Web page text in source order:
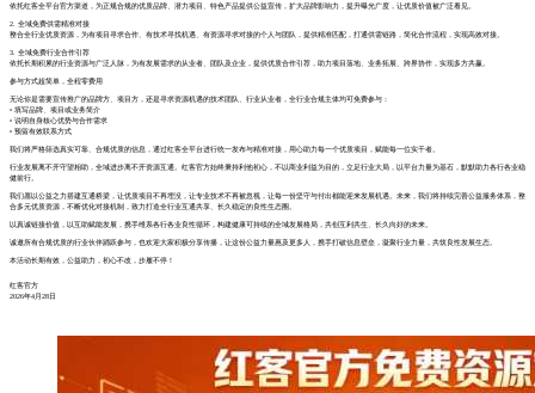
依托红客全平台官方渠道，为正规合规的优质品牌、潜力项目、特色产品提供公益宣传，扩大品牌影响力，提升曝光广度，让优质价值被广泛看见。
2. 全域免费供需精准对接
整合全行业优质资源，为有项目寻求合作、有技术寻找机遇、有资源寻求对接的个人与团队，提供精准匹配，打通供需链路，简化合作流程，实现高效对接。
3. 全域免费行业合作引荐
依托长期积累的行业资源与广泛人脉，为有发展需求的从业者、团队及企业，提供优质合作引荐，助力项目落地、业务拓展、跨界协作，实现多方共赢。
参与方式超简单，全程零费用
无论你是需要宣传推广的品牌方、项目方，还是寻求资源机遇的技术团队、行业从业者，全行业合规主体均可免费参与：
• 填写品牌、项目或业务简介
• 说明自身核心优势与合作需求
• 预留有效联系方式
我们将严格筛选真实可靠、合规优质的信息，通过红客全平台进行统一发布与精准对接，用心助力每一个优质项目，赋能每一位实干者。
行业发展离不开守望相助，全域进步离不开资源互通。红客官方始终秉持利他初心，不以商业利益为目的，立足行业大局，以平台力量为基石，默默助力各行各业稳
健前行。
我们愿以公益之力搭建互通桥梁，让优质项目不再埋没，让专业技术不再被忽视，让每一份坚守与付出都能迎来发展机遇。未来，我们将持续完善公益服务体系，整
合多元优质资源，不断优化对接机制，致力打造全行业互通共享、长久稳定的良性生态圈。
以真诚链接价值，以互助赋能发展，携手维系各行各业良性循环，构建健康可持续的全域发展格局，共创互利共生、长久向好的未来。
诚邀所有合规优质的行业伙伴踊跃参与，也欢迎大家积极分享传播，让这份公益力量惠及更多人，携手打破信息壁垒，凝聚行业力量，共筑良性发展生态。
本活动长期有效，公益助力，初心不改，步履不停！
红客官方
2026年4月28日